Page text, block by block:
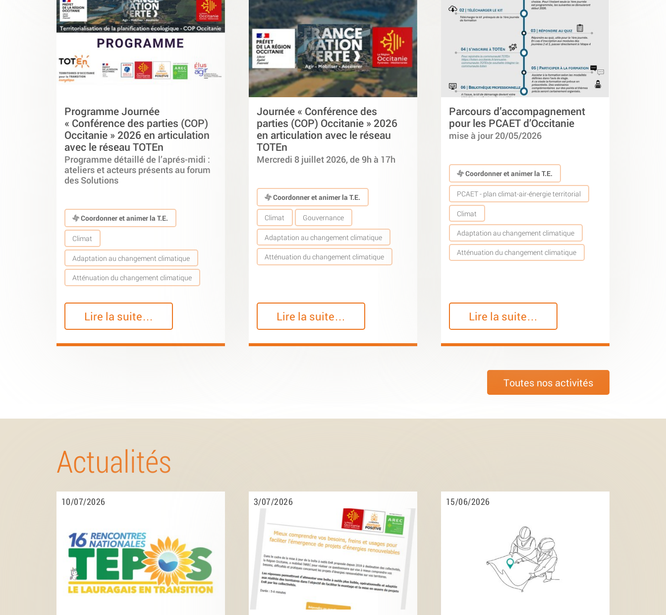
Programme Journée
« Conférence des parties (COP)
Occitanie » 2026 en articulation
avec le réseau TOTEn
Programme détaillé de l’aprés-midi :
ateliers et acteurs présents au forum
des Solutions
Coordonner et animer la T.E.
Climat
Adaptation au changement climatique
Atténuation du changement climatique
Lire la suite…
Journée « Conférence des
parties (COP) Occitanie » 2026
en articulation avec le réseau
TOTEn
Mercredi 8 juillet 2026, de 9h à 17h
Coordonner et animer la T.E.
Climat Gouvernance
Adaptation au changement climatique
Atténuation du changement climatique
Lire la suite…
Parcours d’accompagnement
pour les PCAET d’Occitanie
mise à jour 20/05/2026
Coordonner et animer la T.E.
PCAET - plan climat-air-énergie territorial
Climat
Adaptation au changement climatique
Atténuation du changement climatique
Lire la suite…
Toutes nos activités
Actualités
10/07/2026 3/07/2026 15/06/2026